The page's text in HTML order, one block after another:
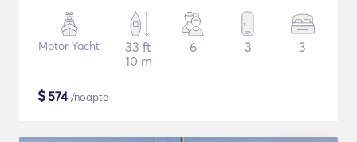
Motor Yacht
33 ft
10 m
6 3 3
$574/noapte